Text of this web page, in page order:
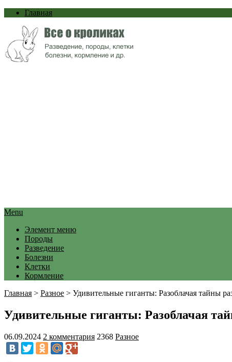
Главная
Menu
Элемент меню
Породы
Разведение
Болезни
Клетки
Кормление
Главная > Разное > Удивительные гиганты: Разоблачая тайны
Удивительные гиганты: Разоблачая
06.09.2024 2 комментария 2368 Разное